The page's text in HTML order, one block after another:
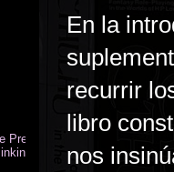
En la
recurrir
libro
nos
FreeRPG 2018 (PDF)
Collection